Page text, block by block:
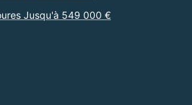
Jusqu'à 549 000 €